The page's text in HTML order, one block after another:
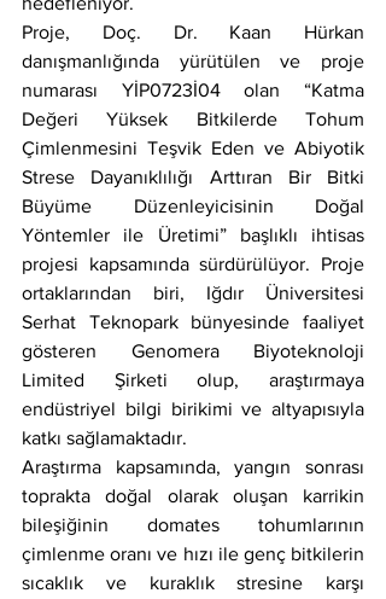
Proje, Doç. Dr. Kaan Hürkan
danışmanlığında yürütülen ve proje
numarası YİP0723İ04 olan “Katma
Değeri Yüksek Bitkilerde Tohum
Çimlenmesini Teşvik Eden ve Abiyotik
Strese Dayanıklılığı Arttıran Bir Bitki
Büyüme Düzenleyicisinin Doğal
Yöntemler ile Üretimi” başlıklı ihtisas
projesi kapsamında sürdürülüyor. Proje
ortaklarından biri, Iğdır Üniversitesi
Serhat Teknopark bünyesinde faaliyet
gösteren Genomera Biyoteknoloji
Limited Şirketi olup, araştırmaya
endüstriyel bilgi birikimi ve altyapısıyla
katkı sağlamaktadır.
Araştırma kapsamında, yangın sonrası
toprakta doğal olarak oluşan karrikin
bileşiğinin domates tohumlarının
çimlenme oranı ve hızı ile genç bitkilerin
sıcaklık ve kuraklık stresine karşı